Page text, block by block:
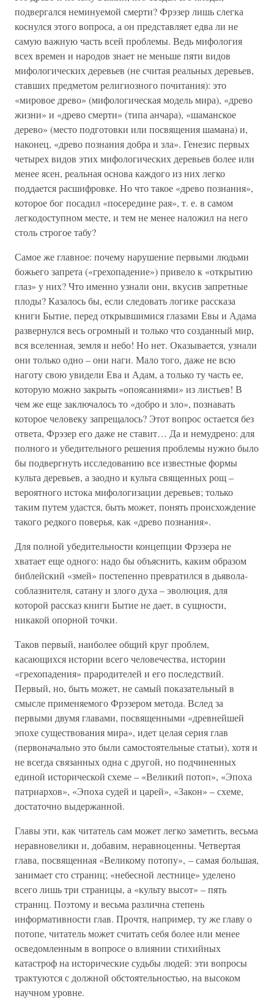
подвергался неминуемой смерти? Фрэзер лишь слегка
коснулся этого вопроса, а он представляет едва ли не
самую важную часть всей проблемы. Ведь мифология
всех времен и народов знает не меньше пяти видов
мифологических деревьев (не считая реальных деревьев,
ставших предметом религиозного почитания): это
«мировое древо» (мифологическая модель мира), «древо
жизни» и «древо смерти» (типа анчара), «шаманское
дерево» (место подготовки или посвящения шамана) и,
наконец, «древо познания добра и зла». Генезис первых
четырех видов этих мифологических деревьев более или
менее ясен, реальная основа каждого из них легко
поддается расшифровке. Но что такое «древо познания»,
которое бог посадил «посередине рая», т. е. в самом
легкодоступном месте, и тем не менее наложил на него
столь строгое табу?
Самое же главное: почему нарушение первыми людьми
божьего запрета («грехопадение») привело к «открытию
глаз» у них? Что именно узнали они, вкусив запретные
плоды? Казалось бы, если следовать логике рассказа
книги Бытие, перед открывшимися глазами Евы и Адама
развернулся весь огромный и только что созданный мир,
вся вселенная, земля и небо! Но нет. Оказывается, узнали
они только одно – они наги. Мало того, даже не всю
наготу свою увидели Ева и Адам, а только ту часть ее,
которую можно закрыть «опоясаниями» из листьев! В
чем же еще заключалось то «добро и зло», познавать
которое человеку запрещалось? Этот вопрос остается без
ответа, Фрэзер его даже не ставит… Да и немудрено: для
полного и убедительного решения проблемы нужно было
бы подвергнуть исследованию все известные формы
культа деревьев, а заодно и культа священных рощ –
вероятного истока мифологизации деревьев; только
таким путем удастся, быть может, понять происхождение
такого редкого поверья, как «древо познания».
Для полной убедительности концепции Фрэзера не
хватает еще одного: надо бы объяснить, каким образом
библейский «змей» постепенно превратился в дьявола-
соблазнителя, сатану и злого духа – эволюция, для
которой рассказ книги Бытие не дает, в сущности,
никакой опорной точки.
Таков первый, наиболее общий круг проблем,
касающихся истории всего человечества, истории
«грехопадения» прародителей и его последствий.
Первый, но, быть может, не самый показательный в
смысле применяемого Фрэзером метода. Вслед за
первыми двумя главами, посвященными «древнейшей
эпохе существования мира», идет целая серия глав
(первоначально это были самостоятельные статьи), хотя и
не всегда связанных одна с другой, но подчиненных
единой исторической схеме – «Великий потоп», «Эпоха
патриархов», «Эпоха судей и царей», «Закон» – схеме,
достаточно выдержанной.
Главы эти, как читатель сам может легко заметить, весьма
неравновелики и, добавим, неравноценны. Четвертая
глава, посвященная «Великому потопу», – самая большая,
занимает сто страниц; «небесной лестнице» уделено
всего лишь три страницы, а «культу высот» – пять
страниц. Поэтому и весьма различна степень
информативности глав. Прочтя, например, ту же главу о
потопе, читатель может считать себя более или менее
осведомленным в вопросе о влиянии стихийных
катастроф на исторические судьбы людей: эти вопросы
трактуются с должной обстоятельностью, на высоком
научном уровне.